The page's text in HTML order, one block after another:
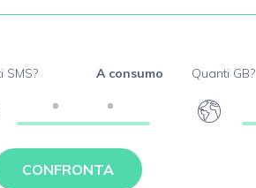
SMS? A consumo Quanti GB?
CONFRONTA